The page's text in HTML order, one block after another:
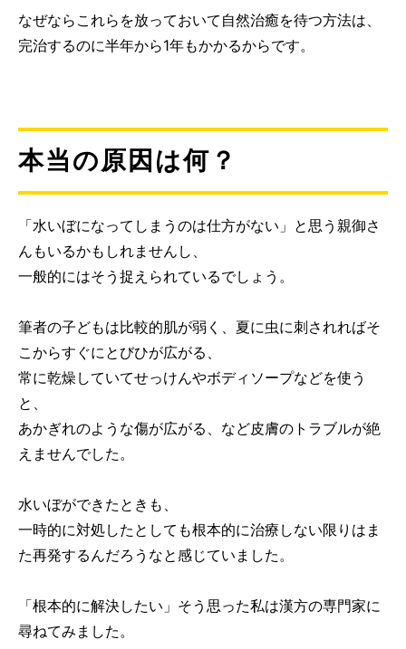
なぜならこれらを放っておいて自然治癒を待つ方法は、
完治するのに半年から1年もかかるからです。
本当の原因は何？
「水いぼになってしまうのは仕方がない」と思う親御さ
んもいるかもしれませんし、
一般的にはそう捉えられているでしょう。
筆者の子どもは比較的肌が弱く、夏に虫に刺されればそ
こからすぐにとびひが広がる、
常に乾燥していてせっけんやボディソープなどを使う
と、
あかぎれのような傷が広がる、など皮膚のトラブルが絶
えませんでした。
水いぼができたときも、
一時的に対処したとしても根本的に治療しない限りはま
た再発するんだろうなと感じていました。
「根本的に解決したい」そう思った私は漢方の専門家に
尋ねてみました。